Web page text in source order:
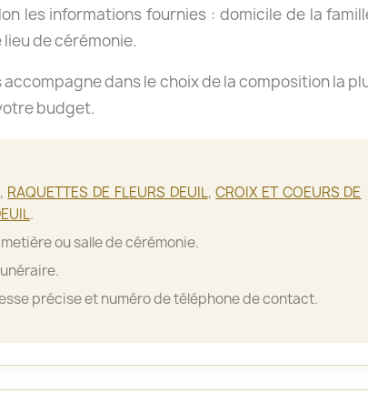
les informations fournies : domicile de la
de cérémonie.
accompagne dans le choix de la composition la
budget.
, RAQUETTES DE FLEURS DEUIL,CROIX ET COEURS DE
.
ou salle de cérémonie.
précise et numéro de téléphone de contact.